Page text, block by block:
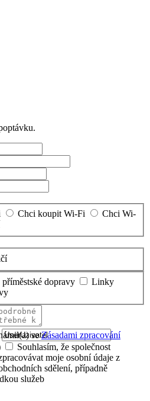
Chci koupit Wi-Fi
Chci Wi-
dopravy
Linky
seZásadami zpracování
Souhlasím, že společnost
moje osobní údaje z
sdělení, případně
služeb